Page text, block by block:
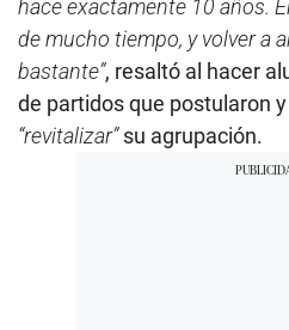
hace exactamente 10 años.
de mucho tiempo, y volver a
bastante”, resaltó al hacer
de partidos que postularon
“revitalizar”su agrupación.